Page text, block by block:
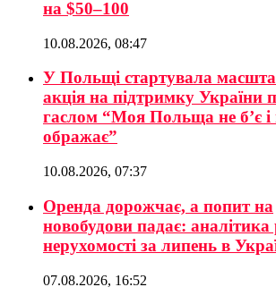
на $50–100
10.08.2026, 08:47
У Польщі стартувала
акція на підтримку України
гаслом “Моя Польща не б’є і
ображає”
10.08.2026, 07:37
Оренда дорожчає, а попит на
новобудови падає:
нерухомості за липень в
07.08.2026, 16:52